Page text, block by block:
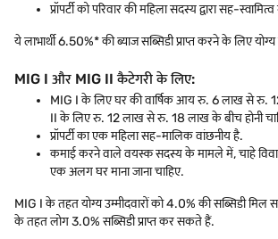
प्रॉपर्टी को परिवार की महिला सदस्य द्वारा सह-
ये लाभार्थी 6.50%* की ब्याज सब्सिडी प्राप्त करने के लिए
MIG I और MIG II कैटेगरी के लिए:
MIG I के लिए घर की वार्षिक आय रु. 6 लाख से रु.
II के लिए रु. 12 लाख से रु. 18 लाख के बीच होनी
प्रॉपर्टी का एक महिला सह-मालिक वांछनीय है.
कमाई करने वाले वयस्क सदस्य के मामले में, चाहे
एक अलग घर माना जाना चाहिए.
MIG I के तहत योग्य उम्मीदवारों को 4.0% की सब्सिडी
के तहत लोग 3.0% सब्सिडी प्राप्त कर सकते हैं.